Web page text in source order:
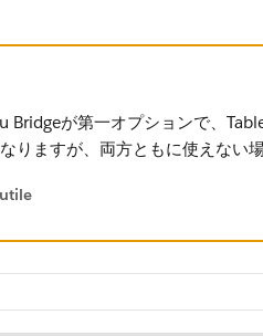
Bridgeが第一オプションで、
りますが、両方ともに使えない